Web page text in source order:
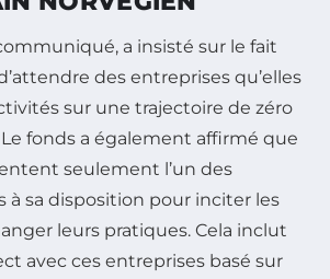
a insisté sur le fait
des entreprises qu’elles
sur une trajectoire de zéro
fonds a également affirmé que
seulement l’un des
à sa disposition pour inciter les
leurs pratiques. Cela inclut
avec ces entreprises basé sur